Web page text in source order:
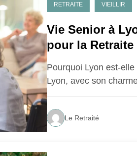
RETRAITE VIEILLIR
Vie Senior à
pour la Retraite
Pourquoi Lyon est-
Lyon, avec son
Le Retraité